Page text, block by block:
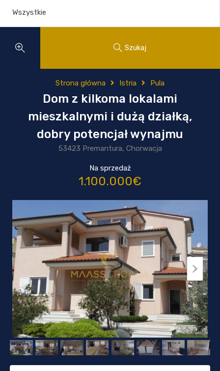
Szukaj
Strona główna Istria Pula
Dom z kilkoma lokalami
mieszkalnymi i dużą działką,
dobry potencjał wynajmu
53423 Premantura, Chorwacja
Na sprzedaż
1.100.000€